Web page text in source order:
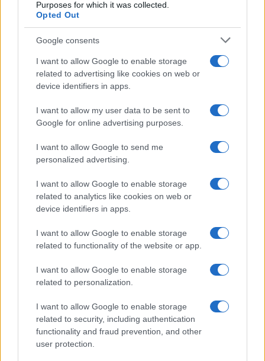
Purposes for which it was collected.
Opted Out
Google consents
I want to allow Google to enable storage
related to advertising like cookies on web or
device identifiers in apps.
I want to allow my user data to be sent to
Google for online advertising purposes.
I want to allow Google to send me
personalized advertising.
I want to allow Google to enable storage
related to analytics like cookies on web or
device identifiers in apps.
I want to allow Google to enable storage
related to functionality of the website or app.
I want to allow Google to enable storage
related to personalization.
I want to allow Google to enable storage
related to security, including authentication
functionality and fraud prevention, and other
user protection.
del pubblico saranno monitorate come fattore
determinante per eventuali nuovispin‑offe per i
ritorni dei personaggi. La situazione si evolve
rapidamente e ogni nuova scelta produttiva verrà
valutata alla luce delle risposte del pubblico e del
AUTORE
Staff